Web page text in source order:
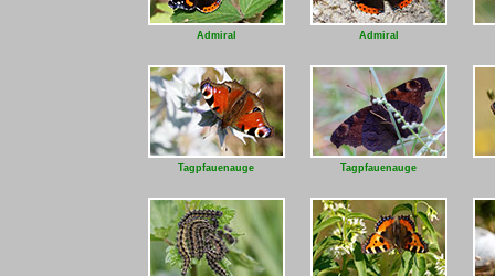
Admiral Admiral
Tagpfauenauge Tagpfauenauge